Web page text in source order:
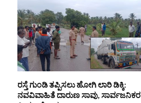
ರಸ್ತೆ ಗುಂಡಿ ತಪ್ಪಿಸಲು ಹೋಗಿ ಲಾರಿ ಡಿಕ್ಕಿ:
ನವವಿವಾಹಿತೆ ದಾರುಣ ಸಾವು, ಸಾರ್ವಜನಿಕರ